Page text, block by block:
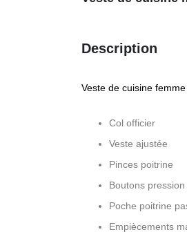
Description
Veste de cuisine
Col officier
Veste ajustée
Pinces poitrine
Boutons
Poche poitrine
Empiècements